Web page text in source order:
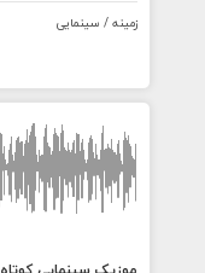
زمینه / سینمایی